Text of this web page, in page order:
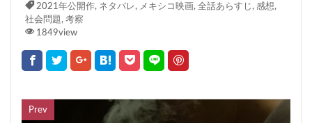
2021年公開作, ネタバレ, メキシコ映画, 全話あらすじ , 感想,
社会問題 , 考察
1849view
Prev